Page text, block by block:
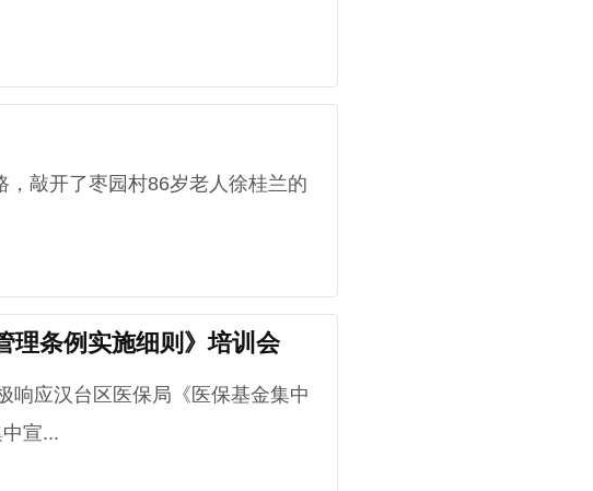
敲开了枣园村86岁老人徐桂兰的
理条例实施细则》培训会
应汉台区医保局《医保基金集中
宣...